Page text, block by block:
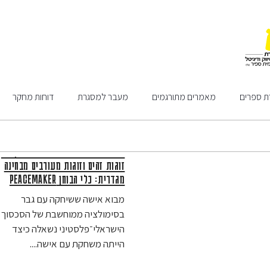
ספרים מאמרים מתורגמים מעבר למסגרת דוחות מחקר
הבדלים מגדריים בביצועי משחק של
זוגות זהים וזוגות מעורבים מבחינה
מגדרית: כלי הבוחן PEACEMAKER
מבוא אישה ששיחקה עם גבר
בסימולציה ממוחשבת של הסכסוך
הישראלי־פלסטיני נשאלה כיצד
הייתה משחקת עם אישה....